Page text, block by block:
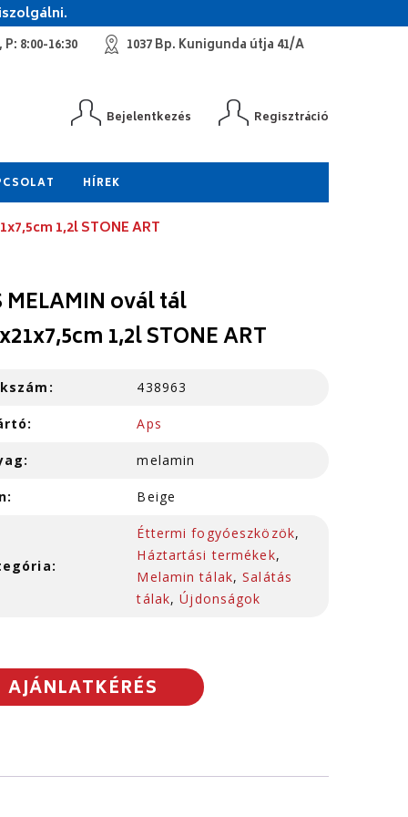
8:00-16:30 1037 Bp. Kunigunda útja 41/A
Bejelentkezés Regisztráció
HÍREK
1,2l STONE ART
MELAMIN ovál tál
1,2l STONE ART
438963
Aps
melamin
Beige
Éttermi fogyóeszközök,
Háztartási termékek,
Melamin tálak,Salátás
tálak,Újdonságok
AJÁNLATKÉRÉS